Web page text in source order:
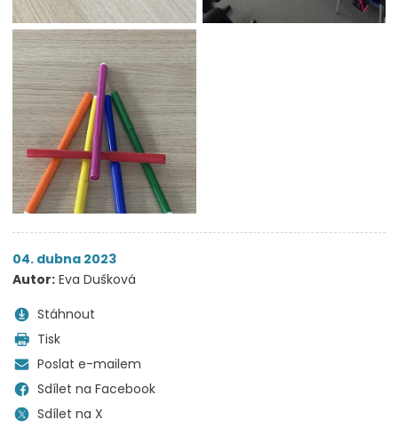
04. dubna 2023
Autor: Eva Dušková
Stáhnout
Tisk
Poslat e-mailem
Sdílet na Facebook
Sdílet na X